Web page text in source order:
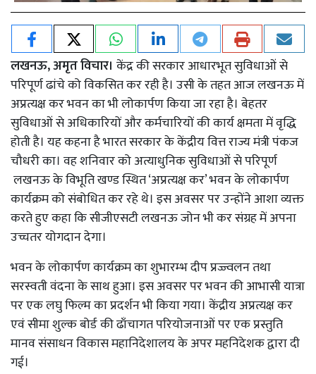
लखनऊ, अमृत विचार। केंद्र की सरकार आधारभूत सुविधाओं से
परिपूर्ण ढांचे को विकसित कर रही है। उसी के तहत आज लखनऊ में
अप्रत्यक्ष कर भवन का भी लोकार्पण किया जा रहा है। बेहतर
सुविधाओं से अधिकारियों और कर्मचारियों की कार्य क्षमता में वृद्धि
होती है। यह कहना है भारत सरकार के केंद्रीय वित्त राज्य मंत्री पंकज
चौधरी का। वह शनिवार को अत्याधुनिक सुविधाओं से परिपूर्ण
लखनऊ के विभूति खण्ड स्थित ‘अप्रत्यक्ष कर’ भवन के लोकार्पण
कार्यक्रम को संबोधित कर रहे थे। इस अवसर पर उन्होंने आशा व्यक्त
करते हुए कहा कि सीजीएसटी लखनऊ जोन भी कर संग्रह में अपना
उच्चतर योगदान देगा।
भवन के लोकार्पण कार्यक्रम का शुभारम्भ दीप प्रज्ज्वलन तथा
सरस्वती वंदना के साथ हुआ। इस अवसर पर भवन की आभासी यात्रा
पर एक लघु फिल्म का प्रदर्शन भी किया गया। केंद्रीय अप्रत्यक्ष कर
एवं सीमा शुल्क बोर्ड की ढाँचागत परियोजनाओं पर एक प्रस्तुति
मानव संसाधन विकास महानिदेशालय के अपर महनिदेशक द्वारा दी
गई।